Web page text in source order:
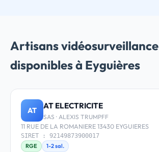
Artisans vidéosurveillance
disponibles à Eyguières
AT AT ELECTRICITE
SAS · ALEXIS TRUMPFF
11 RUE DE LA ROMANIERE 13430 EYGUIERES
SIRET : 92149873900017
RGE
1-2 sal.